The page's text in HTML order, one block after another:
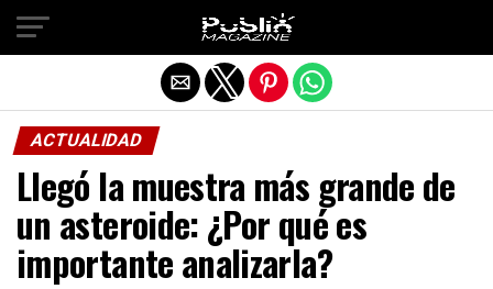
ACTUALIDAD
Llegó la muestra más grande de
un asteroide: ¿Por qué es
importante analizarla?
Salir de la versión móvil